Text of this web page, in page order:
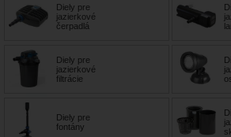
Diely pre
jazierkové
čerpadlá
Diely pre
jazierkové
filtrácie
Diely pre
fontány